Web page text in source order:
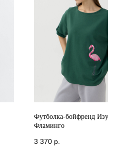
Футболка-бойфренд
Фламинго
3 370 р.